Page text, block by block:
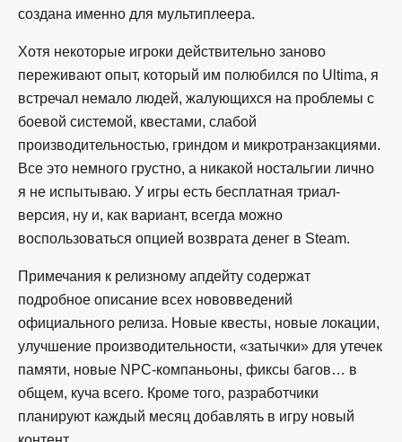
создана именно для мультиплеера.
Хотя некоторые игроки действительно заново
переживают опыт, который им полюбился по Ultima, я
встречал немало людей, жалующихся на проблемы с
боевой системой, квестами, слабой
производительностью, гриндом и микротранзакциями.
Все это немного грустно, а никакой ностальгии лично
я не испытываю. У игры есть бесплатная триал-
версия, ну и, как вариант, всегда можно
воспользоваться опцией возврата денег в Steam.
Примечания к релизному апдейту содержат
подробное описание всех нововведений
официального релиза. Новые квесты, новые локации,
улучшение производительности, «затычки» для утечек
памяти, новые NPC-компаньоны, фиксы багов… в
общем, куча всего. Кроме того, разработчики
планируют каждый месяц добавлять в игру новый